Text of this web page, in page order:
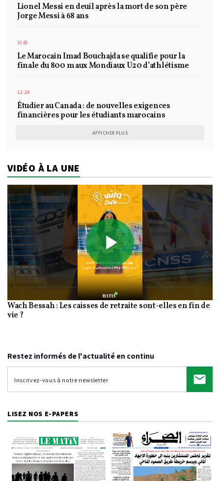
Lionel Messi en deuil après la mort de son père
Jorge Messi à 68 ans
15:05
Le Marocain Imad Bouchajda se qualifie pour la
finale du 800 m aux Mondiaux U20 d’athlétisme
12:26
Étudier au Canada : de nouvelles exigences
financières pour les étudiants marocains
AFFICHER PLUS
VIDÉO À LA UNE
Play
Video
Wach Bessah : Les caisses de retraite sont-elles en fin de
vie ?
Restez informés de l'actualité en continu
LISEZ NOS E-PAPERS